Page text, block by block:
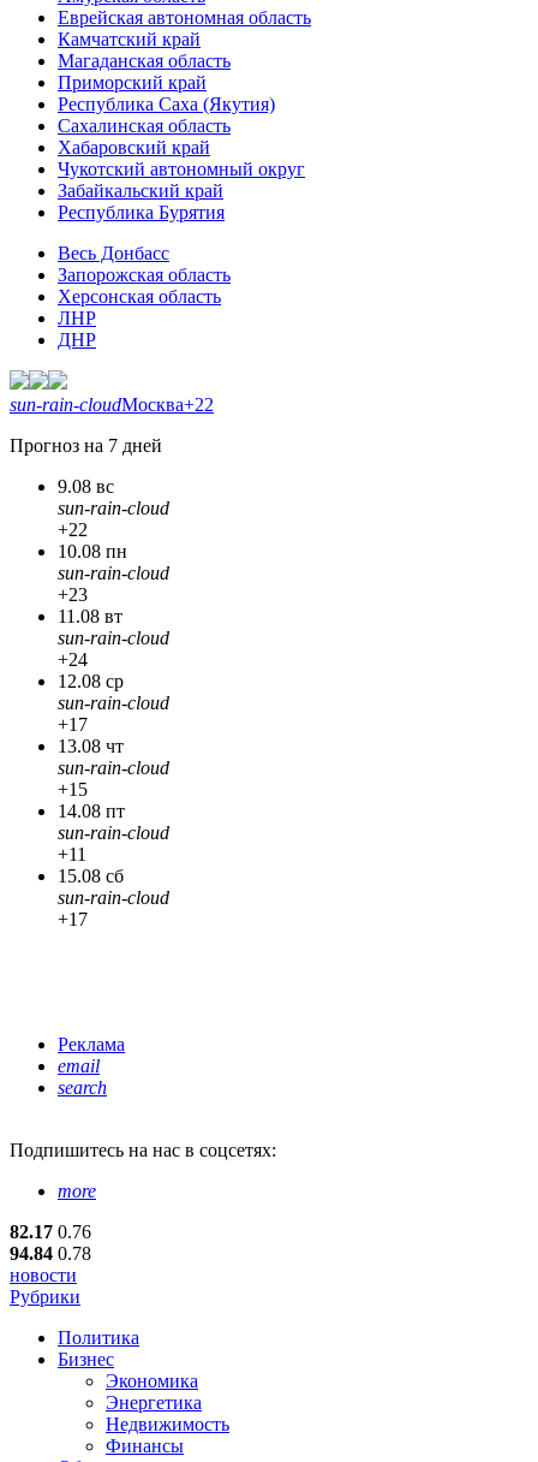
Еврейская автономная область
Камчатский край
Магаданская область
Приморский край
Республика Саха (Якутия)
Сахалинская область
Хабаровский край
Чукотский автономный округ
Забайкальский край
Республика Бурятия
Весь Донбасс
Запорожская область
Херсонская область
ЛНР
ДНР
sun-rain-cloudМосква+22
Прогноз на 7 дней
9.08 вс
sun-rain-cloud
+22
10.08 пн
sun-rain-cloud
+23
11.08 вт
sun-rain-cloud
+24
12.08 ср
sun-rain-cloud
+17
13.08 чт
sun-rain-cloud
+15
14.08 пт
sun-rain-cloud
+11
15.08 сб
sun-rain-cloud
+17
Реклама
email
search
Подпишитесь на нас в соцсетях:
more
82.17 0.76
94.84 0.78
новости
Рубрики
Политика
Бизнес
Экономика
Энергетика
Недвижимость
Финансы